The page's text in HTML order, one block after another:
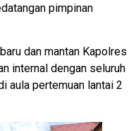
pimpinan
dan mantan Kapolres
internal dengan seluruh
aula pertemuan lantai 2